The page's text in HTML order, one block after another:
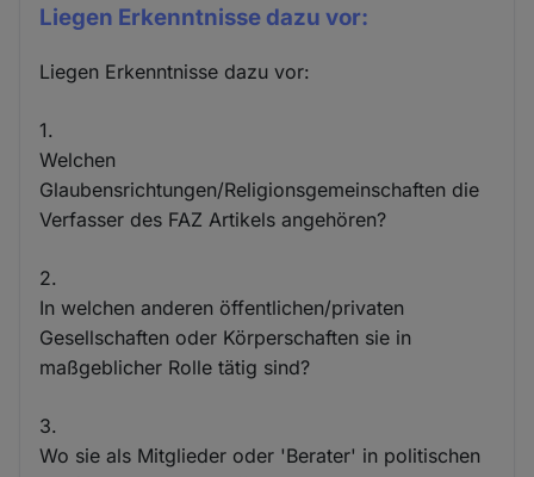
Liegen Erkenntnisse dazu vor:
Liegen Erkenntnisse dazu vor:
1.
Welchen
Glaubensrichtungen/Religionsgemeinschaften die
Verfasser des FAZ Artikels angehören?
2.
In welchen anderen öffentlichen/privaten
Gesellschaften oder Körperschaften sie in
maßgeblicher Rolle tätig sind?
3.
Wo sie als Mitglieder oder 'Berater' in politischen